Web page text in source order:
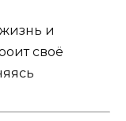
жизнь и
своё